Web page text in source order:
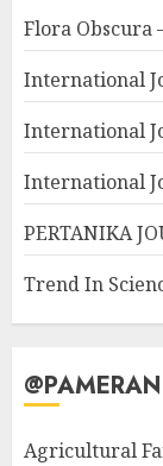
Flora Obscura
International
International
International
PERTANIKA
Trend In
Agricultural